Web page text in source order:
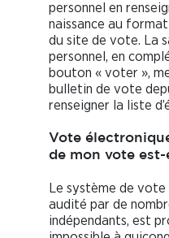
personnel en
naissance au
du site de vote. La
personnel, en
bouton « voter »,
bulletin de vote
renseigner la liste
Vote
de mon vote est-
Le système de
audité par de
indépendants, est